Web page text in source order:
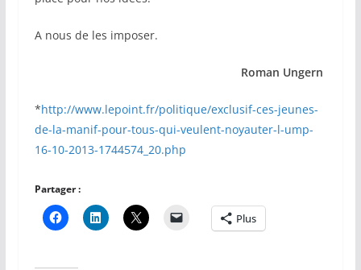
A nous de les imposer.
Roman Ungern
*http://www.lepoint.fr/politique/exclusif-ces-jeunes-
de-la-manif-pour-tous-qui-veulent-noyauter-l-ump-
16-10-2013-1744574_20.php
Partager :
Plus